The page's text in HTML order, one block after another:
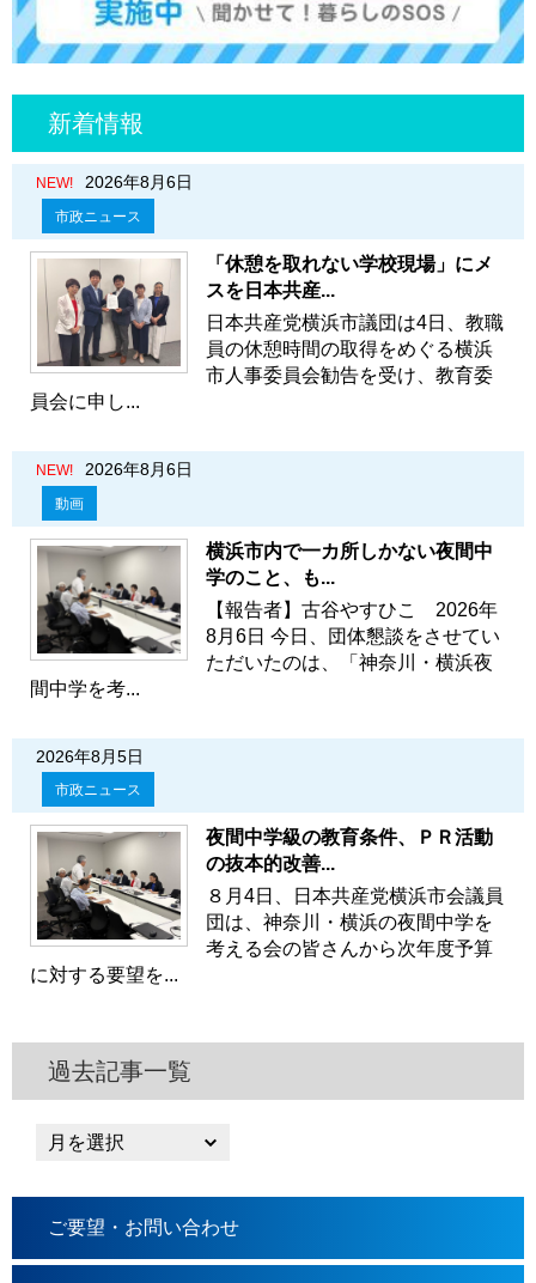
新着情報
NEW! 2026年8月6日
市政ニュース
「休憩を取れない学校現場」にメ
スを日本共産...
日本共産党横浜市議団は4日、教職
員の休憩時間の取得をめぐる横浜
市人事委員会勧告を受け、教育委
員会に申し...
NEW! 2026年8月6日
動画
横浜市内で一カ所しかない夜間中
学のこと、も...
【報告者】古谷やすひこ 2026年
8月6日 今日、団体懇談をさせてい
ただいたのは、「神奈川・横浜夜
間中学を考...
2026年8月5日
市政ニュース
夜間中学級の教育条件、ＰＲ活動
の抜本的改善...
８月4日、日本共産党横浜市会議員
団は、神奈川・横浜の夜間中学を
考える会の皆さんから次年度予算
に対する要望を...
過去記事一覧
ご要望・お問い合わせ